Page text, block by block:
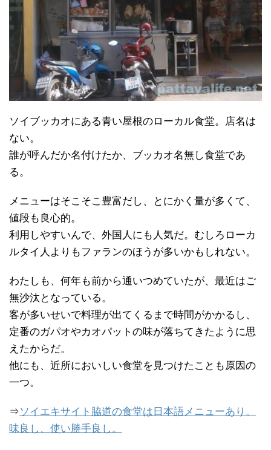
ソイブッカオにある青い屋根のローカル食堂。店名は
ない。
誰が呼んだか名付けたか、ブッカオ名無し食堂であ
る。
メニューはそこそこ豊富だし、とにかく量が多くて、
値段も良心的。
利用しやすいんで、外国人にも人気だ。むしろローカ
ルタイ人よりもファランのほうが多いかもしれない。
わたしも、何年も前から通いつめていたが、最近はご
無沙汰となっている。
客が多いせいで料理が出てくるまで時間がかかるし、
定番のガパオやカオパットの味が落ちてきたように思
えたからだ。
他にも、近所においしい食堂を見つけたことも原因の
一つ。
⇒ソイエキサイト脇道の食堂は日本語メニューあり。
味良し、使い勝手良し。